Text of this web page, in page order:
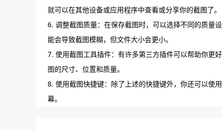
就可以在其他设备或应用程序中查看或分享你的截图了。
6. 调整截图质量：在保存截图时，可以选择不同的质量
能会导致截图模糊，但文件大小会更小。
7. 使用截图工具插件：有许多第三方插件可以帮助你更
图的尺寸、位置和质量。
8. 使用截图快捷键：除了上述的快捷键外，你还可以使
幕。